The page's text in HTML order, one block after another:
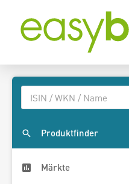
Produktfinder
Märkte